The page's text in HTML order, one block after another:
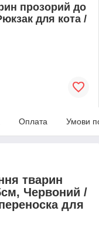
прозорий до
для кота /
Оплата Умови
тварин
Червоний /
для